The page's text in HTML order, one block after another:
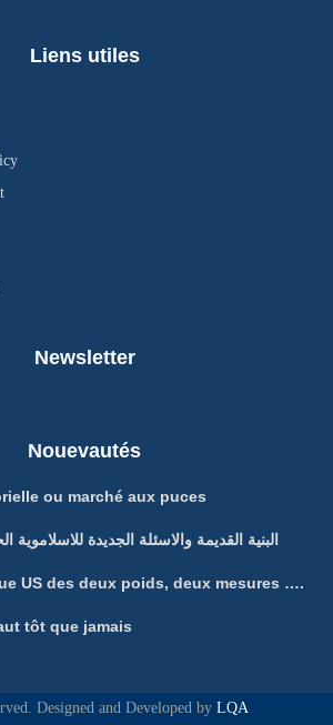
Liens utiles
Newsletter
Nouevautés
ou marché aux puces
البنية القديمة والاسئلة الجديدة للاسلاموية
US des deux poids, deux mesures ….
tôt que jamais
Designed and Developed by LQA